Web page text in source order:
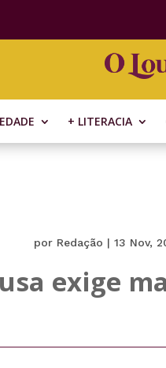
+ LITERACIA
por Redação | 13 Nov,
exige